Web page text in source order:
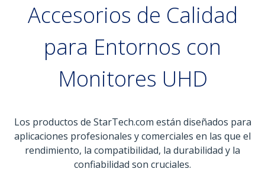
Accesorios de Calidad
para Entornos con
Monitores UHD
Los productos de StarTech.com están diseñados para
aplicaciones profesionales y comerciales en las que el
rendimiento, la compatibilidad, la durabilidad y la
confiabilidad son cruciales.